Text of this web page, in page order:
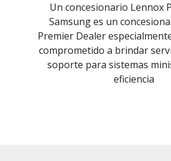
Un concesionario Lennox
Samsung es un
Premier Dealer
comprometido a brindar
soporte para sistemas
eficiencia